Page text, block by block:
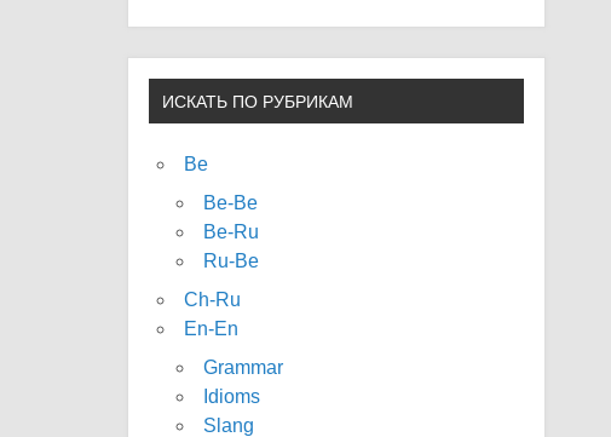
ИСКАТЬ ПО РУБРИКАМ
Be
Be-Be
Be-Ru
Ru-Be
Ch-Ru
En-En
Grammar
Idioms
Slang